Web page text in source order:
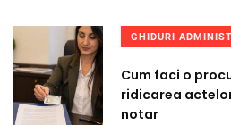
GHIDURI
Cum faci o
ridicarea
notar